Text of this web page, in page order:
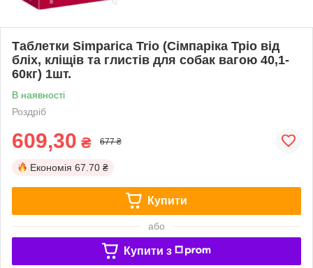
Таблетки Simparica Trio (Сімпаріка Тріо від
бліх, кліщів та глистів для собак вагою 40,1-
60кг) 1шт.
В наявності
Роздріб
609,30 ₴ 677 ₴
Економія 67.70 ₴
Купити
або
Купити з